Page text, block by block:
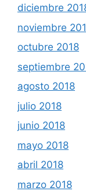
diciembre
noviembre
octubre 2018
septiembre
agosto 2018
julio 2018
junio 2018
mayo 2018
abril 2018
marzo 2018